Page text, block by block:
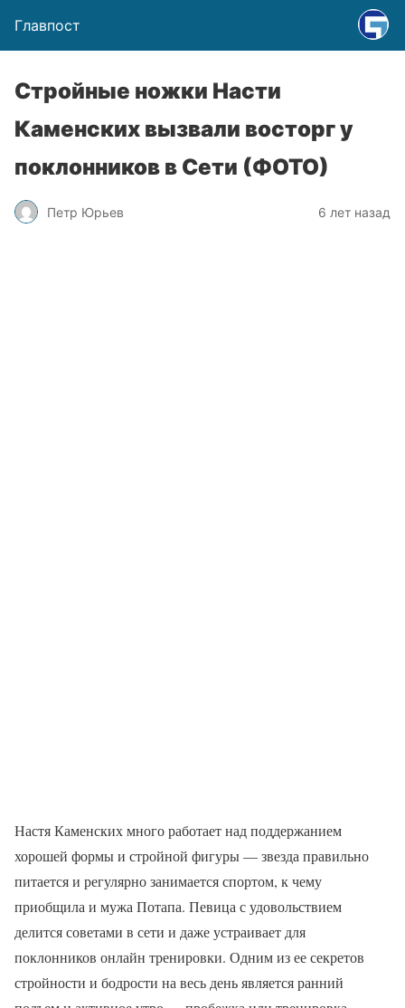
Главпост
Стройные ножки Насти
Каменских вызвали восторг у
поклонников в Сети (ФОТО)
Петр Юрьев 6 лет назад
Настя Каменских много работает над поддержанием
хорошей формы и стройной фигуры — звезда правильно
питается и регулярно занимается спортом, к чему
приобщила и мужа Потапа. Певица с удовольствием
делится советами в сети и даже устраивает для
поклонников онлайн тренировки. Одним из ее секретов
стройности и бодрости на весь день является ранний